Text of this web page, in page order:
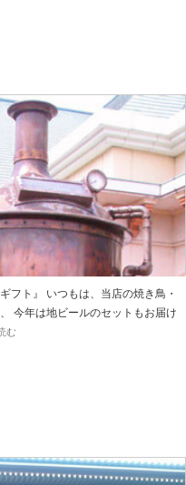
フト』 いつもは、当店の焼き鳥・
今年は地ビールのセットもお届け
む